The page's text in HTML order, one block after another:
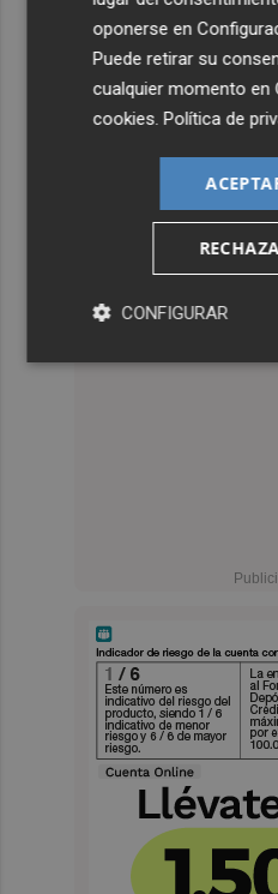
oponerse en
Puede retirar su
cualquier momento en
cookies.Política de
CONFIGURAR